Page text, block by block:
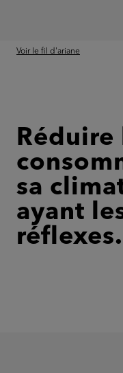
Voir le fil d'ariane
Réduire
sa
ayant
réflexes.